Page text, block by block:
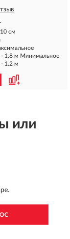
10 см
- 1.8 м Минимальное
- 1.2 м
или